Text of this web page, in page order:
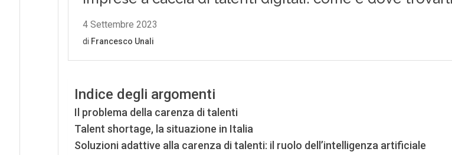
Indice degli argomenti
Il problema della carenza di talenti
Talent shortage, la situazione in Italia
Soluzioni adattive alla carenza di talenti: il ruolo dell’intelligenza artificiale